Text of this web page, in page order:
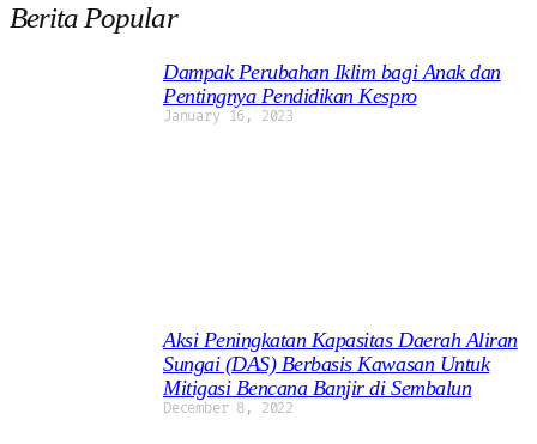
Berita Popular
Dampak Perubahan Iklim bagi Anak dan
Pentingnya Pendidikan Kespro
January 16, 2023
Aksi Peningkatan Kapasitas Daerah Aliran
Sungai (DAS) Berbasis Kawasan Untuk
Mitigasi Bencana Banjir di Sembalun
December 8, 2022